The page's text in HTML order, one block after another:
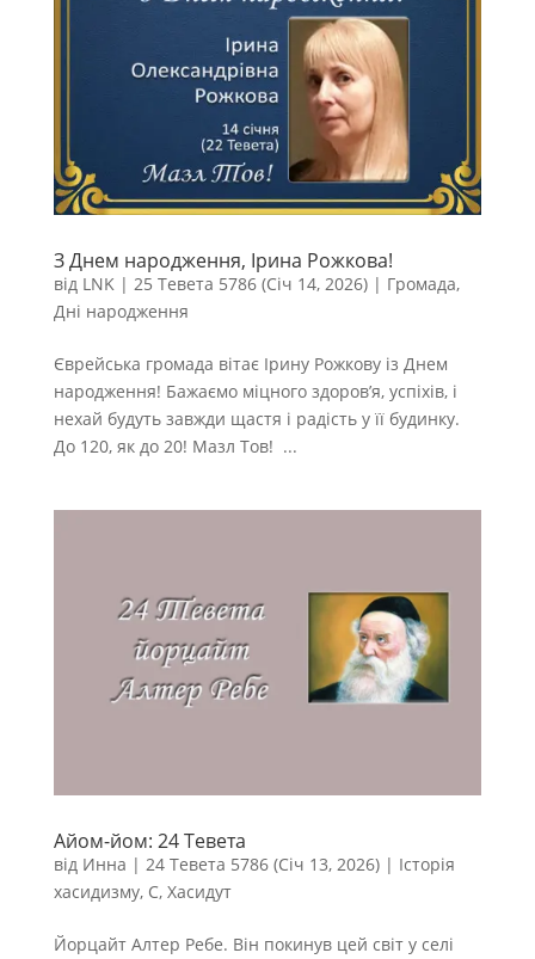
З Днем народження, Ірина Рожкова!
від LNK| 25 Тевета 5786 (Січ 14, 2026)| Громада,
Дні народження
Єврейська громада вітає Ірину Рожкову із Днем
народження! Бажаємо міцного здоров’я, успіхів, і
нехай будуть завжди щастя і радість у її будинку.
До 120, як до 20! Мазл Тов! ...
Айом-йом: 24 Тевета
від Инна | 24 Тевета 5786 (Січ 13, 2026)| Історія
хасидизму, С, Хасидут
Йорцайт Алтер Ребе. Він покинув цей світ у селі